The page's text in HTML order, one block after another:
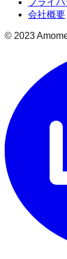
プライ
会社概要
© 2023